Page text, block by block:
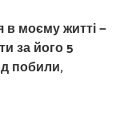
моєму житті —
за його 5
побили,